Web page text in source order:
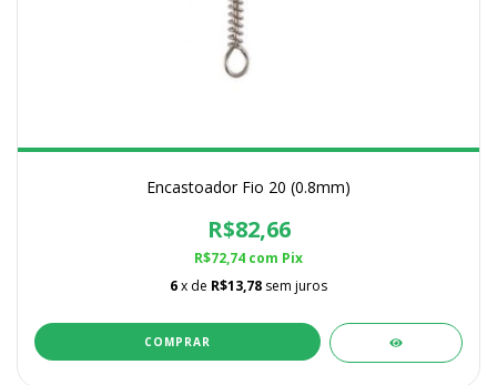
Encastoador Fio 20 (0.8mm)
R$82,66
R$72,74 com Pix
6x de R$13,78 sem juros
COMPRAR